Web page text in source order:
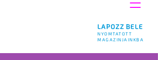
LAPOZZ BELE
NYOMTATOTT
MAGAZINJAINKBA